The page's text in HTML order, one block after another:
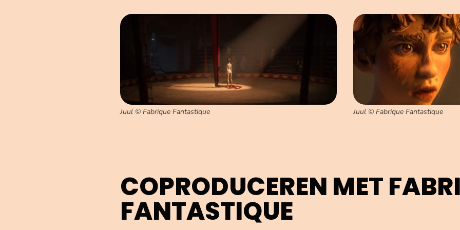
Juul © Fabrique Fantastique Juul © Fabrique Fantastique
COPRODUCEREN MET
FANTASTIQUE